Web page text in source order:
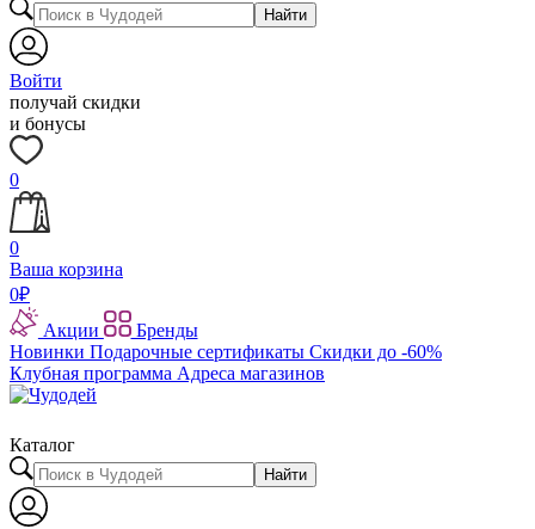
Найти
Войти
получай скидки
и бонусы
0
0
Ваша корзина
0₽
Акции
Бренды
Новинки Подарочные сертификаты Скидки до -60%
Клубная программа Адреса магазинов
Каталог
Найти